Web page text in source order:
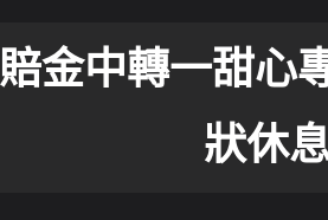
金中轉一甜心
狀休